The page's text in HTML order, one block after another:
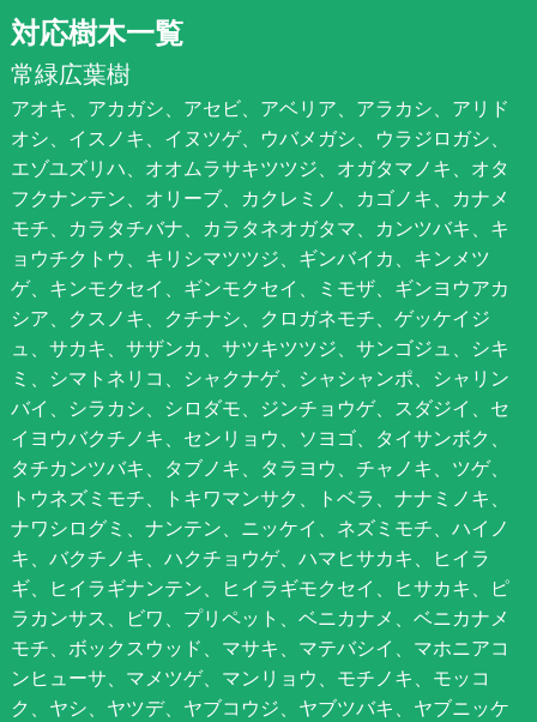
対応樹木一覧
常緑広葉樹
アオキ、アカガシ、アセビ、アベリア、アラカシ、アリド
オシ、イスノキ、イヌツゲ、ウバメガシ、ウラジロガシ、
エゾユズリハ、オオムラサキツツジ、オガタマノキ、オタ
フクナンテン、オリーブ、カクレミノ、カゴノキ、カナメ
モチ、カラタチバナ、カラタネオガタマ、カンツバキ、キ
ョウチクトウ、キリシマツツジ、ギンバイカ、キンメツ
ゲ、キンモクセイ、ギンモクセイ、ミモザ、ギンヨウアカ
シア、クスノキ、クチナシ、クロガネモチ、ゲッケイジ
ュ、サカキ、サザンカ、サツキツツジ、サンゴジュ、シキ
ミ、シマトネリコ、シャクナゲ、シャシャンポ、シャリン
バイ、シラカシ、シロダモ、ジンチョウゲ、スダジイ、セ
イヨウバクチノキ、センリョウ、ソヨゴ、タイサンボク、
タチカンツバキ、タブノキ、タラヨウ、チャノキ、ツゲ、
トウネズミモチ、トキワマンサク、トベラ、ナナミノキ、
ナワシログミ、ナンテン、ニッケイ、ネズミモチ、ハイノ
キ、バクチノキ、ハクチョウゲ、ハマヒサカキ、ヒイラ
ギ、ヒイラギナンテン、ヒイラギモクセイ、ヒサカキ、ピ
ラカンサス、ビワ、プリペット、ベニカナメ、ベニカナメ
モチ、ボックスウッド、マサキ、マテバシイ、マホニアコ
ンヒューサ、マメツゲ、マンリョウ、モチノキ、モッコ
ク、ヤシ、ヤツデ、ヤブコウジ、ヤブツバキ、ヤブニッケ